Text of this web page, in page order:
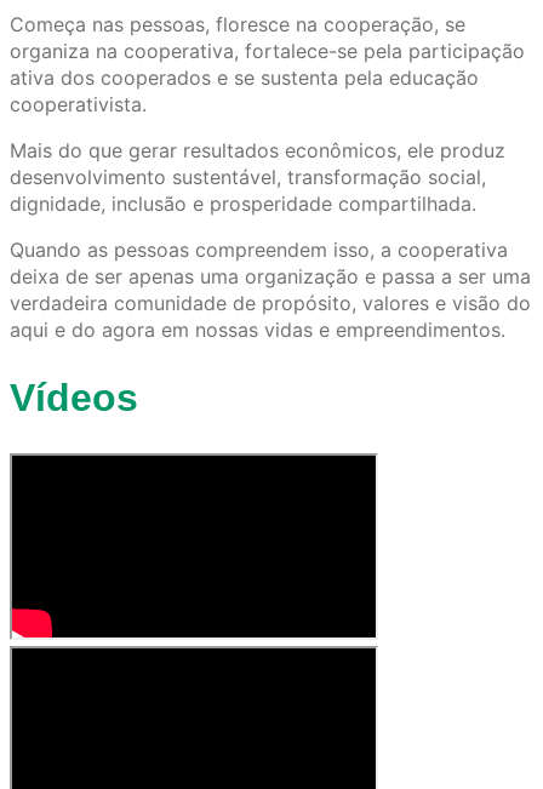
Começa nas pessoas, floresce na cooperação, se
organiza na cooperativa, fortalece-se pela participação
ativa dos cooperados e se sustenta pela educação
cooperativista.
Mais do que gerar resultados econômicos, ele produz
desenvolvimento sustentável, transformação social,
dignidade, inclusão e prosperidade compartilhada.
Quando as pessoas compreendem isso, a cooperativa
deixa de ser apenas uma organização e passa a ser uma
verdadeira comunidade de propósito, valores e visão do
aqui e do agora em nossas vidas e empreendimentos.
Vídeos